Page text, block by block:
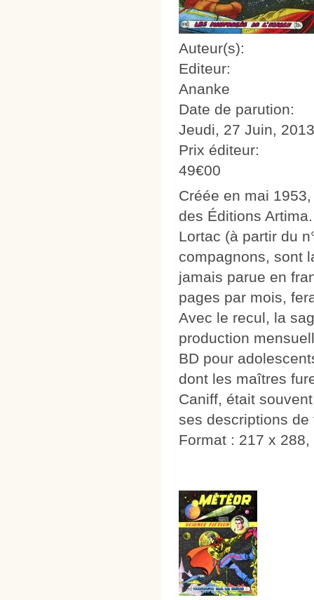
Auteur(s):
Editeur:
Ananke
Date de parution:
Jeudi, 27 Juin, 2013
Prix éditeur:
49€00
Créée en mai
des Éditions
Lortac (à partir du
compagnons, sont
jamais parue en
pages par mois,
Avec le recul, la
production
BD pour
dont les maîtres
Caniff, était
ses descriptions
Format : 217 x